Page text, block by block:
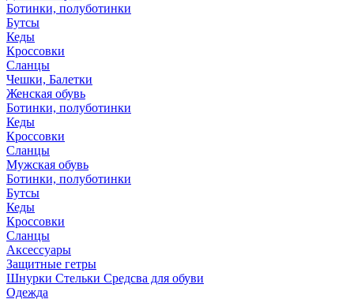
Ботинки, полуботинки
Бутсы
Кеды
Кроссовки
Сланцы
Чешки, Балетки
Женская обувь
Ботинки, полуботинки
Кеды
Кроссовки
Сланцы
Мужская обувь
Ботинки, полуботинки
Бутсы
Кеды
Кроссовки
Сланцы
Аксессуары
Защитные гетры
Шнурки Стельки Средсва для обуви
Одежда